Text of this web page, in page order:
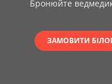
Бронюйте
ЗАМОВИТИ